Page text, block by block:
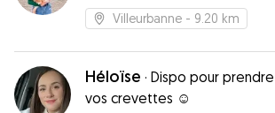
Villeurbanne - 9.20 km
Héloïse · Dispo pour
vos crevettes ☺️